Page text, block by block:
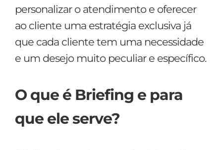
personalizar o atendimento e oferecer
ao cliente uma estratégia exclusiva já
que cada cliente tem uma necessidade
e um desejo muito peculiar e específico.
O que é Briefing e para
que ele serve?